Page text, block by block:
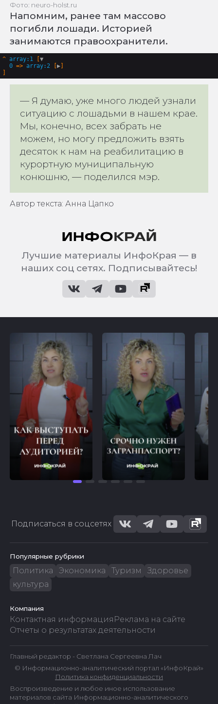
Фото: neuro-holst.ru
Напомним, ранее там массово
погибли лошади. Историей
занимаются правоохранители.
^ array:1 [▼
0 => array:2 [▶
— Я думаю, уже много людей узнали
ситуацию с лошадьми в нашем крае.
Мы, конечно, всех забрать не
можем, но могу предложить взять
десяток к нам на реабилитацию в
курортную муниципальную
конюшню, — поделился мэр.
Автор текста: Анна Цапко
Лучшие материалы ИнфоКрая — в
наших соц сетях. Подписывайтесь!
Подписаться в соцсетях
Популярные рубрики
Политика Экономика Туризм
Здоровье
культура
Компания
Контактная информация Реклама на сайте
Отчеты о результатах деятельности
Главный редактор - Светлана Сергеевна Лач
© Информационно-аналитический портал «ИнфоКрай»
Политика конфиденциальности
Воспроизведение и любое иное использование
материалов сайта Информационно-аналитического